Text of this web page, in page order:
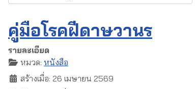
คู่มือโรคฝีดาษวานร
รายละเอียด
หมวด: หนังสือ
สร้างเมื่อ: 26 เมษายน 2569